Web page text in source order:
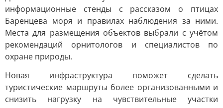
информационные стенды с рассказом о птицах
Баренцева моря и правилах наблюдения за ними.
Места для размещения объектов выбрали с учётом
рекомендаций орнитологов и специалистов по
охране природы.
Новая инфраструктура поможет сделать
туристические маршруты более организованными и
снизить нагрузку на чувствительные участки